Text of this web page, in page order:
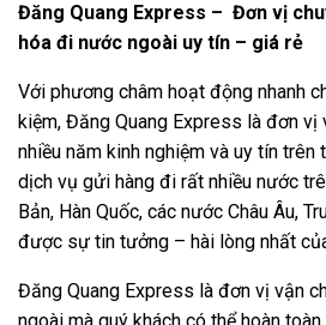
Đăng Quang Express – Đơn vị
hóa đi nước ngoài uy tín – giá rẻ
Với phương châm hoạt động nhanh
kiệm, Đăng Quang Express là đơn vị
nhiều năm kinh nghiệm và uy tín
dịch vụ gửi hàng đi rất nhiều nước
Bản, Hàn Quốc, các nước Châu Âu,
được sự tin tưởng – hài lòng nhất
Đăng Quang Express là đơn vị vận